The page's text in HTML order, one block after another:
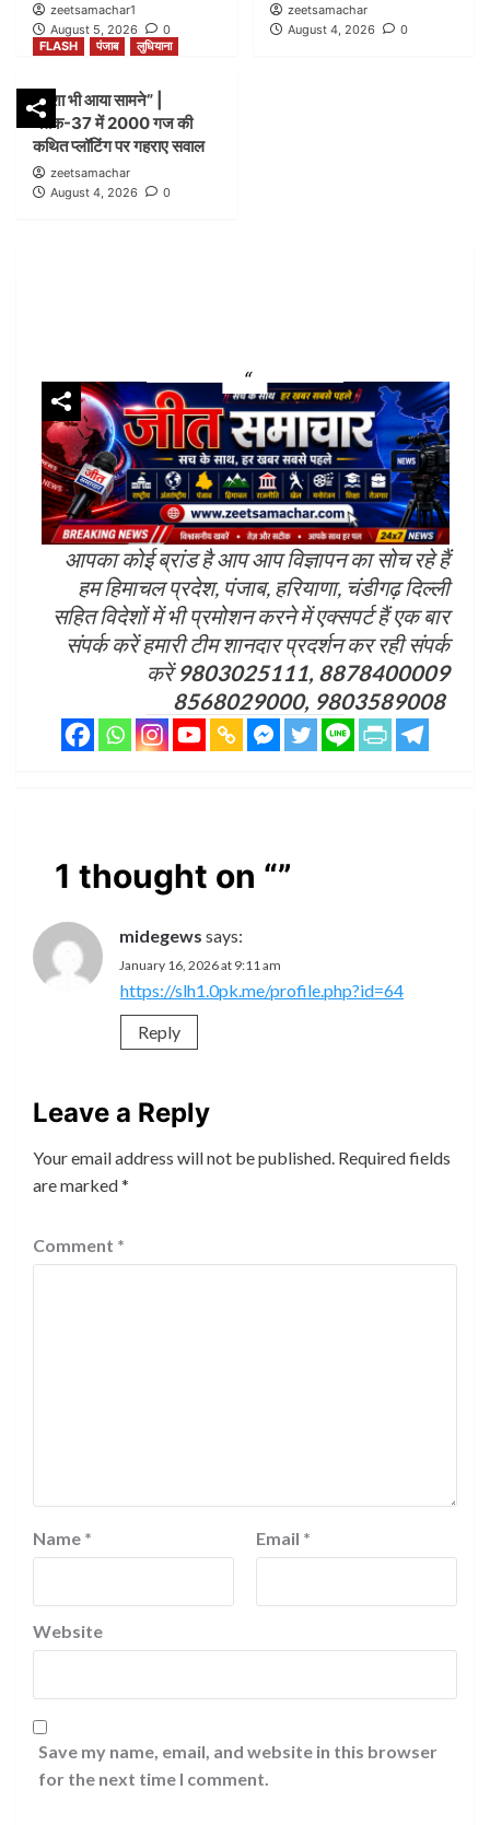
FLASH
पांवटा साहिब में ‘हिमाचल जोड़ो सदस्यता अभियान’ ने पकड़ी
रफ्तार, AAP ने लोगों से जुड़ने की अपील
4
FLASH
डम्मी निगम सदन लगाकर भाजपा का निगम प्रशासन पर हमला,
भेदभाव और भ्रष्टाचार के लगाए आरोप
zeetsamachar1
August 5, 2026
0
zeetsamachar
August 4, 2026
0
FLASH
पंजाब लुधियाना
नक्शा भी आया सामने” |
ब्लॉक-37 में 2000 गज की
कथित प्लॉटिंग पर गहराए सवाल
zeetsamachar
August 4, 2026
0
आपका कोई ब्रांड है आप आप विज्ञापन का सोच रहे हैं
हम हिमाचल प्रदेश, पंजाब, हरियाणा, चंडीगढ़ दिल्ली
सहित विदेशों में भी प्रमोशन करने में एक्सपर्ट हैं एक बार
संपर्क करें हमारी टीम शानदार प्रदर्शन कर रही संपर्क
करें9803025111, 8878400009
8568029000, 9803589008
1 thought on “”
midegews says:
January 16, 2026 at 9:11 am
https://slh1.0pk.me/profile.php?id=64
Reply
Leave a Reply
Your email address will not be published. Required fields
are marked*
Comment *
Name * Email *
Website
Save my name, email, and website in this browser
for the next time I comment.